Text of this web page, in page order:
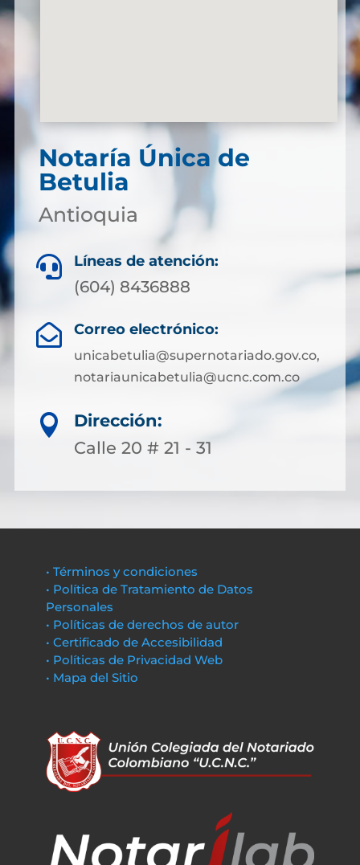
Notaría Única de
Betulia
Antioquia
 Líneas de atención:
(604) 8436888
 Correo electrónico:
unicabetulia@supernotariado.gov.co,
notariaunicabetulia@ucnc.com.co

Dirección:
Calle 20 # 21 - 31
• Términos y condiciones
• Política de Tratamiento de Datos
Personales
• Políticas de derechos de autor
• Certificado de Accesibilidad
• Políticas de Privacidad Web
• Mapa del Sitio